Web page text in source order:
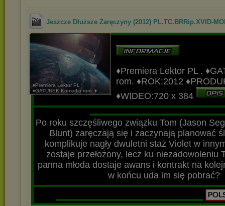
Jeszcze Dłuższe Zaręczyny (2012) PL.TC.BRRip.XVID-
♦Premiera Lektor PL .
♦GATUNEK:Komedia rom. ♦ ...
♦Premiera Lektor PL .
rom. ♦ROK:2012
♦WIDEO:720 x 384
Po roku szczęśliwego związku Tom (Jason
Blunt) zaręczają się i zaczynają planować
komplikuje nagły dwuletni staż Violet w
zostaje przełożony, lecz ku niezadowoleniu
panna młoda dostaje awans i kontrakt na
w końcu uda im się pobrać?
▬▬▬▬▬▬▬▬▬▬▬▬▬▬▬▬▬▬▬▬▬